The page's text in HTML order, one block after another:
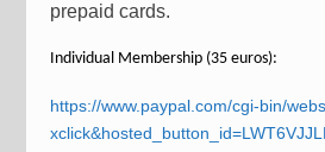
prepaid cards.
Individual Membership (35 euros):
https://www.paypal.com/cgi-bin/